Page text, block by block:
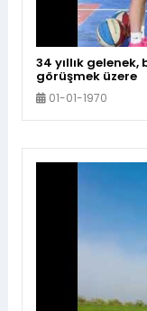
34 yıllık
görüşmek üzere
01-01-1970